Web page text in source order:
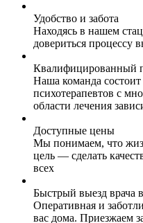
Удобство и забота
Находясь в нашем
довериться процессу
Квалифицированный
Наша команда
психотерапевтов с
области лечения
Доступные цены
Мы понимаем, что
цель — сделать
всех
Быстрый выезд врача
Оперативная и
вас дома. Приезжаем